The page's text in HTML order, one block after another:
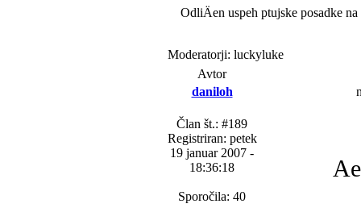
OdliÄen uspeh ptujske posadke
Moderatorji: luckyluke
Avtor
daniloh
Član št.: #189
Registriran: petek
19 januar 2007 -
18:36:18
Sporočila: 40